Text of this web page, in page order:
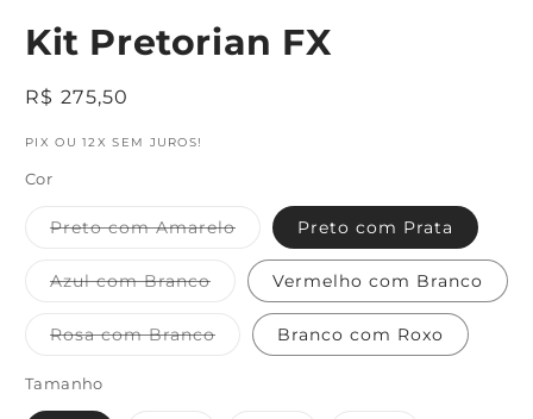
modal
Kit Pretorian FX
Preço
R$ 275,50
PIX OU 12X SEM JUROS!
Cor
Preto com AmareloVariante
esgotada
ou
indisponível
Preto com Prata
Azul com BrancoVariante
esgotada
indisponível
Vermelho com Branco
Rosa com BrancoVariante
esgotada
Branco com Roxo
Tamanho